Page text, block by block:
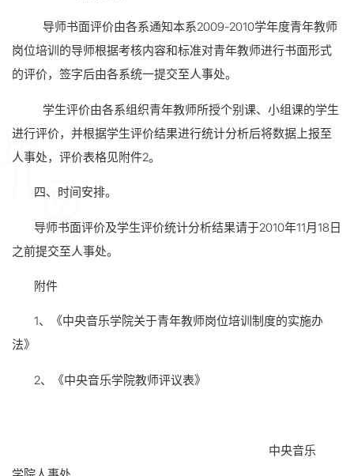
导师书面评价由各系通知本系2009-2010学年度青年教师
岗位培训的导师根据考核内容和标准对青年教师进行书面形式
的评价，签字后由各系统一提交至人事处。
学生评价由各系组织青年教师所授个别课、小组课的学生
进行评价，并根据学生评价结果进行统计分析后将数据上报至
人事处，评价表格见附件2。
四、 时间安排。
导师书面评价及学生评价统计分析结果请于2010年11月18日
之前提交至人事处。
附件
1、
《中央音乐学院关于青年教师岗位培训制度的实施办
法》
2、 《中央音乐学院教师评议表》
中央音乐